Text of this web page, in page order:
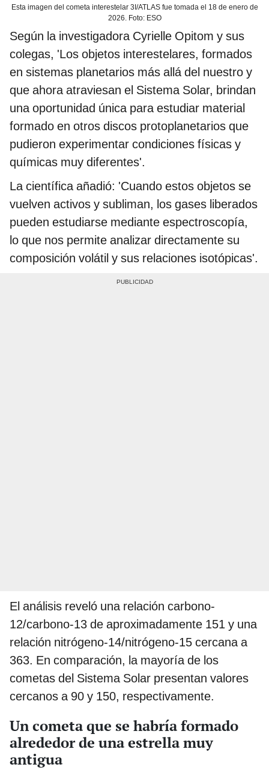
Esta imagen del cometa interestelar 3I/ATLAS fue tomada el 18 de enero de
2026. Foto: ESO
Según la investigadora Cyrielle Opitom y sus
colegas, 'Los objetos interestelares, formados
en sistemas planetarios más allá del nuestro y
que ahora atraviesan el Sistema Solar, brindan
una oportunidad única para estudiar material
formado en otros discos protoplanetarios que
pudieron experimentar condiciones físicas y
químicas muy diferentes'.
La científica añadió: 'Cuando estos objetos se
vuelven activos y subliman, los gases liberados
pueden estudiarse mediante espectroscopía,
lo que nos permite analizar directamente su
composición volátil y sus relaciones isotópicas'.
El análisis reveló una relación carbono-
12/carbono-13 de aproximadamente 151 y una
relación nitrógeno-14/nitrógeno-15 cercana a
363. En comparación, la mayoría de los
cometas del Sistema Solar presentan valores
cercanos a 90 y 150, respectivamente.
Un cometa que se habría formado
alrededor de una estrella muy
antigua